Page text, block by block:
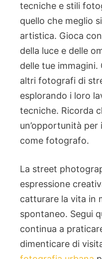
tecniche e stili
quello che meglio
artistica. Gioca
della luce e delle
delle tue immagini.
altri fotografi di
esplorando i loro
tecniche. Ricorda
un’opportunità
come fotografo.
La street
espressione
catturare la vita in
spontaneo. Segui
continua a
dimenticare di